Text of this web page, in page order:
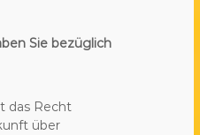
Sie bezüglich
das Recht
über